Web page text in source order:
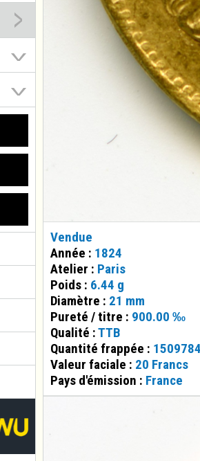
Vendue
Année : 1824
Atelier : Paris
Poids : 6.44 g
Diamètre : 21 mm
Pureté / titre : 900.00 ‰
Qualité :TTB
Quantité frappée : 1509784
Valeur faciale : 20 Francs
Pays d'émission : France